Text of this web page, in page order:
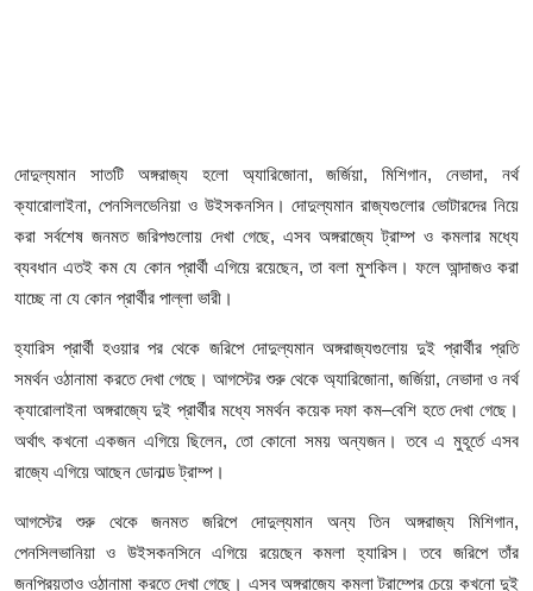
দোদুল্যমান সাতটি অঙ্গরাজ্য হলো অ্যারিজোনা, জর্জিয়া, মিশিগান, নেভাদা, নর্থ
ক্যারোলাইনা, পেনসিলভেনিয়া ও উইসকনসিন। দোদুল্যমান রাজ্যগুলোর ভোটারদের নিয়ে
করা সর্বশেষ জনমত জরিপগুলোয় দেখা গেছে, এসব অঙ্গরাজ্যে ট্রাম্প ও কমলার মধ্যে
ব্যবধান এতই কম যে কোন প্রার্থী এগিয়ে রয়েছেন, তা বলা মুশকিল। ফলে আন্দাজও করা
যাচ্ছে না যে কোন প্রার্থীর পাল্লা ভারী।
হ্যারিস প্রার্থী হওয়ার পর থেকে জরিপে দোদুল্যমান অঙ্গরাজ্যগুলোয় দুই প্রার্থীর প্রতি
সমর্থন ওঠানামা করতে দেখা গেছে। আগস্টের শুরু থেকে অ্যারিজোনা, জর্জিয়া, নেভাদা ও নর্থ
ক্যারোলাইনা অঙ্গরাজ্যে দুই প্রার্থীর মধ্যে সমর্থন কয়েক দফা কম–বেশি হতে দেখা গেছে।
অর্থাৎ কখনো একজন এগিয়ে ছিলেন, তো কোনো সময় অন্যজন। তবে এ মুহূর্তে এসব
রাজ্যে এগিয়ে আছেন ডোনাল্ড ট্রাম্প।
আগস্টের শুরু থেকে জনমত জরিপে দোদুল্যমান অন্য তিন অঙ্গরাজ্য মিশিগান,
পেনসিলভানিয়া ও উইসকনসিনে এগিয়ে রয়েছেন কমলা হ্যারিস। তবে জরিপে তাঁর
জনপ্রিয়তাও ওঠানামা করতে দেখা গেছে। এসব অঙ্গরাজ্যে কমলা ট্রাম্পের চেয়ে কখনো দুই